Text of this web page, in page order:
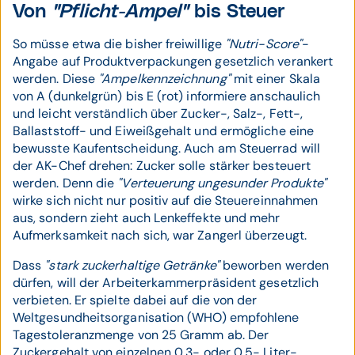
Von "Pflicht-Ampel"bis Steuer
So müsse etwa die bisher freiwillige "Nutri-Score"-
Angabe auf Produktverpackungen gesetzlich verankert
werden. Diese "Ampelkennzeichnung"mit einer Skala
von A (dunkelgrün) bis E (rot) informiere anschaulich
und leicht verständlich über Zucker-, Salz-, Fett-,
Ballaststoff- und Eiweißgehalt und ermögliche eine
bewusste Kaufentscheidung. Auch am Steuerrad will
der AK-Chef drehen: Zucker solle stärker besteuert
werden. Denn die "Verteuerung ungesunder Produkte"
wirke sich nicht nur positiv auf die Steuereinnahmen
aus, sondern zieht auch Lenkeffekte und mehr
Aufmerksamkeit nach sich, war Zangerl überzeugt.
Dass "stark zuckerhaltige Getränke"beworben werden
dürfen, will der Arbeiterkammerpräsident gesetzlich
verbieten. Er spielte dabei auf die von der
Weltgesundheitsorganisation (WHO) empfohlene
Tagestoleranzmenge von 25 Gramm ab. Der